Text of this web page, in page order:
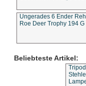
Ungerades 6 Ender
Roe Deer Trophy 194 G
Beliebteste Artikel: